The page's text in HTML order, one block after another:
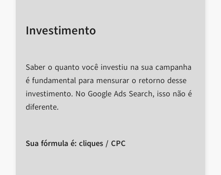
Investimento
Saber o quanto você investiu na sua campanha
é fundamental para mensurar o retorno desse
investimento. No Google Ads Search, isso não é
diferente.
Sua fórmula é: cliques / CPC